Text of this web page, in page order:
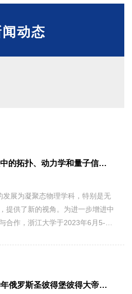
动态
2023中德“凝聚态物理中的拓扑、动力学和量子信息”研讨会顺利召开
展为凝聚态物理学科，特别是无
提供了新的视角。为进一步增进中
合作，浙江大学于2023年6月5-9
者齐聚杭州，参加了研讨会并作
关于公布2022-2023学年俄罗斯圣彼得堡彼得大帝理工大学线上暑期课程项目录取名单的通知